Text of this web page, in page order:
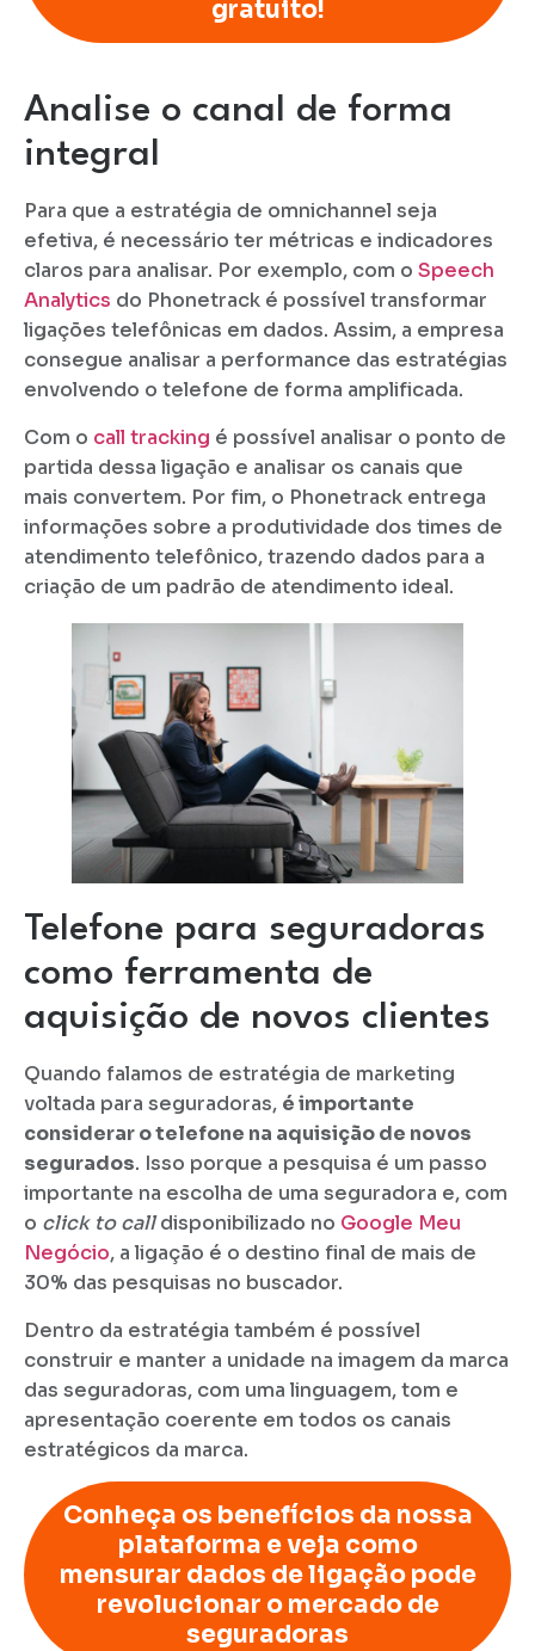
gratuito!
Analise o canal de forma
integral
Para que a estratégia de omnichannel seja
efetiva, é necessário ter métricas e indicadores
claros para analisar. Por exemplo, com o Speech
Analytics do Phonetrack é possível transformar
ligações telefônicas em dados. Assim, a empresa
consegue analisar a performance das estratégias
envolvendo o telefone de forma amplificada.
Com o call tracking é possível analisar o ponto de
partida dessa ligação e analisar os canais que
mais convertem. Por fim, o Phonetrack entrega
informações sobre a produtividade dos times de
atendimento telefônico, trazendo dados para a
criação de um padrão de atendimento ideal.
Telefone para seguradoras
como ferramenta de
aquisição de novos clientes
Quando falamos de estratégia de marketing
voltada para seguradoras, é importante
considerar o telefone na aquisição de novos
segurados. Isso porque a pesquisa é um passo
importante na escolha de uma seguradora e, com
o click to calldisponibilizado no Google Meu
Negócio, a ligação é o destino final de mais de
30% das pesquisas no buscador.
Dentro da estratégia também é possível
construir e manter a unidade na imagem da marca
das seguradoras, com uma linguagem, tom e
apresentação coerente em todos os canais
estratégicos da marca.
Conheça os benefícios da nossa
plataforma e veja como
mensurar dados de ligação pode
revolucionar o mercado de
seguradoras